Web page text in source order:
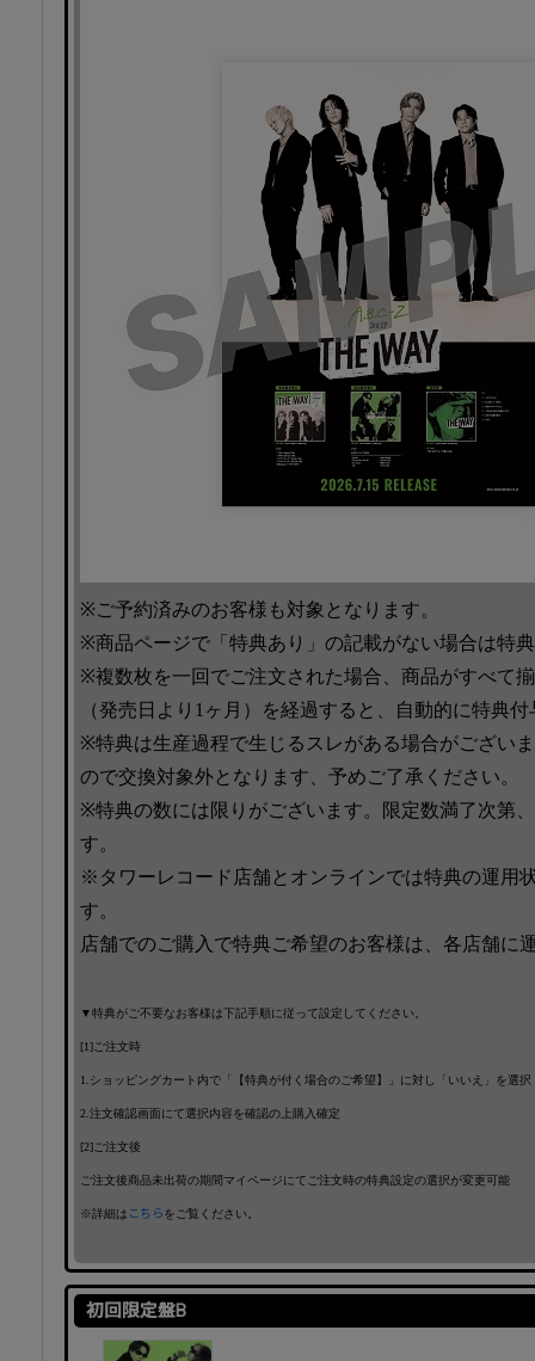
※ご予約済みのお客様も対象となります。
※商品ページで「特典あり」の記載がない場合は特
※複数枚を一回でご注文された場合、商品がすべて
（発売日より1ヶ月）を経過すると、自動的に特典
※特典は生産過程で生じるスレがある場合がござい
ので交換対象外となります、予めご了承ください。
※特典の数には限りがございます。限定数満了次第
す。
※タワーレコード店舗とオンラインでは特典の運用
す。
店舗でのご購入で特典ご希望のお客様は、各店舗に
▼特典がご不要なお客様は下記手順に従って設定してください。
[1]ご注文時
1.ショッピングカート内で「【特典が付く場合のご希望】」に対し「いいえ」を選択
2.注文確認画面にて選択内容を確認の上購入確定
[2]ご注文後
ご注文後商品未出荷の期間マイページにてご注文時の特典設定の選択が変更可能
※詳細は こちらをご覧ください。
初回限定盤B